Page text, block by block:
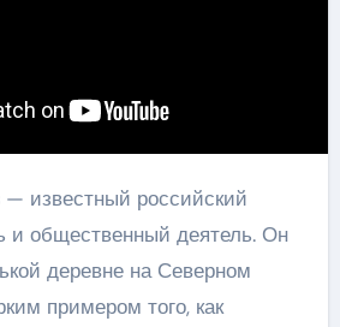
— известный российский
и общественный деятель. Он
деревне на Северном
примером того, как